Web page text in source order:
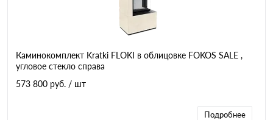
Каминокомплект Kratki FLOKI в облицовке FOKOS SALE ,
угловое стекло справа
573 800 руб. / шт
Подробнее